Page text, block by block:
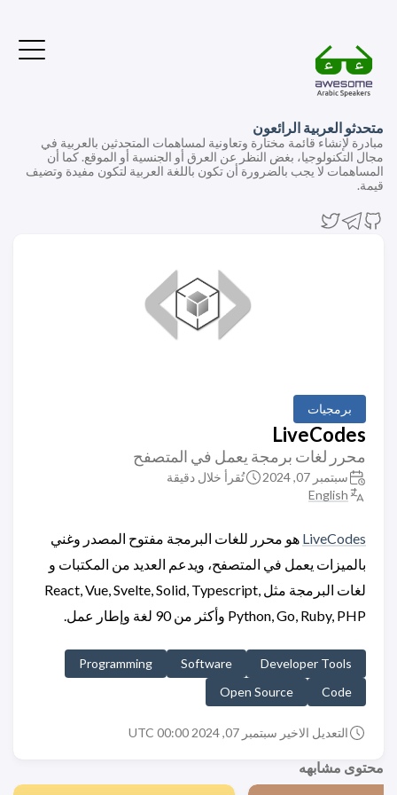
متحدثو العربية الرائعون
مبادرة لإنشاء قائمة مختارة وتعاونية لمساهمات المتحدثين بالعربية في
مجال التكنولوجيا، بغض النظر عن العرق أو الجنسية أو الموقع. كما أن
المساهمات لا يجب بالضرورة أن تكون باللغة العربية لتكون مفيدة وتضيف
قيمة.
برمجيات
LiveCodes
محرر لغات برمجة يعمل في المتصفح
سبتمبر 07, 2024
تُقرأ خلال دقيقة
English
LiveCodes هو محرر للغات البرمجة مفتوح المصدر وغني
بالميزات يعمل في المتصفح، ويدعم العديد من المكتبات و
لغات البرمجة مثل React, Vue, Svelte, Solid, Typescript,
Python, Go, Ruby, PHP وأكثر من 90 لغة وإطار عمل.
Developer Tools
Software
Programming
Code
Open Source
التعديل الاخير سبتمبر 07, 2024 00:00 UTC
محتوى مشابهه